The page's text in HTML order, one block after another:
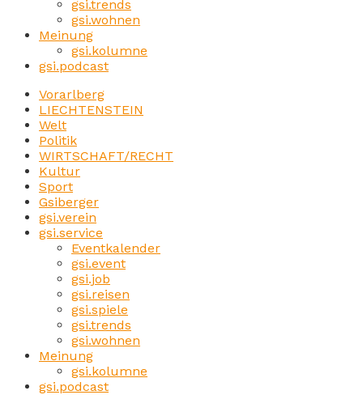
gsi.trends
gsi.wohnen
Meinung
gsi.kolumne
gsi.podcast
Vorarlberg
LIECHTENSTEIN
Welt
Politik
WIRTSCHAFT/RECHT
Kultur
Sport
Gsiberger
gsi.verein
gsi.service
Eventkalender
gsi.event
gsi.job
gsi.reisen
gsi.spiele
gsi.trends
gsi.wohnen
Meinung
gsi.kolumne
gsi.podcast